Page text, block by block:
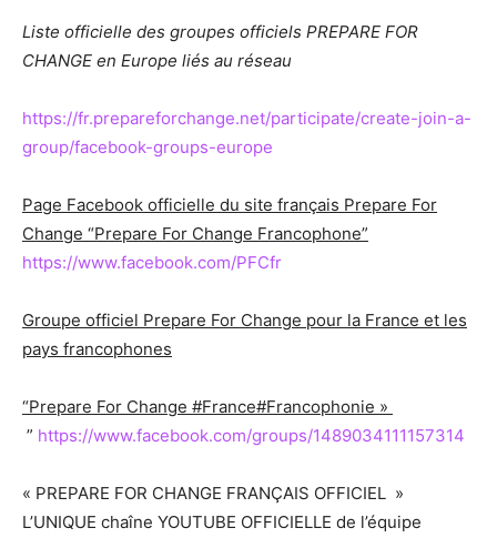
Liste officielle des groupes officiels PREPARE FOR
CHANGE en Europe liés au réseau
https://fr.prepareforchange.net/participate/create-join-a-
group/facebook-groups-europe
Page Facebook officielle du site français Prepare For
Change “Prepare For Change Francophone”
https://www.facebook.com/PFCfr
Groupe officiel Prepare For Change pour la France et les
pays francophones
“Prepare For Change #France#Francophonie »
” https://www.facebook.com/groups/1489034111157314
« PREPARE FOR CHANGE FRANÇAIS OFFICIEL »
L’UNIQUE chaîne YOUTUBE OFFICIELLE de l’équipe